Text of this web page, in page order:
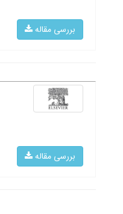
بررسی مقاله
بررسی مقاله